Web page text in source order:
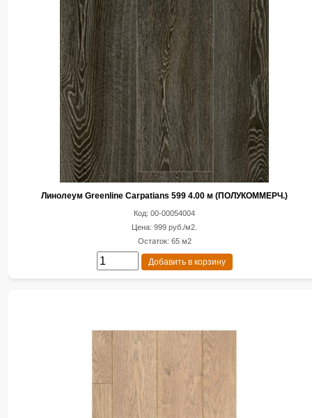
Линолеум Greenline Carpatians 599 4.00 м (ПОЛУКОММЕРЧ.)
Код: 00-00054004
Цена: 999 руб./м2.
Остаток: 65 м2
Добавить в корзину